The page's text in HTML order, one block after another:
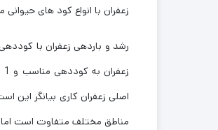
زعفران با انواع کود های
مناطق مختلف متفاوت است اما حدودا 20 تا 80